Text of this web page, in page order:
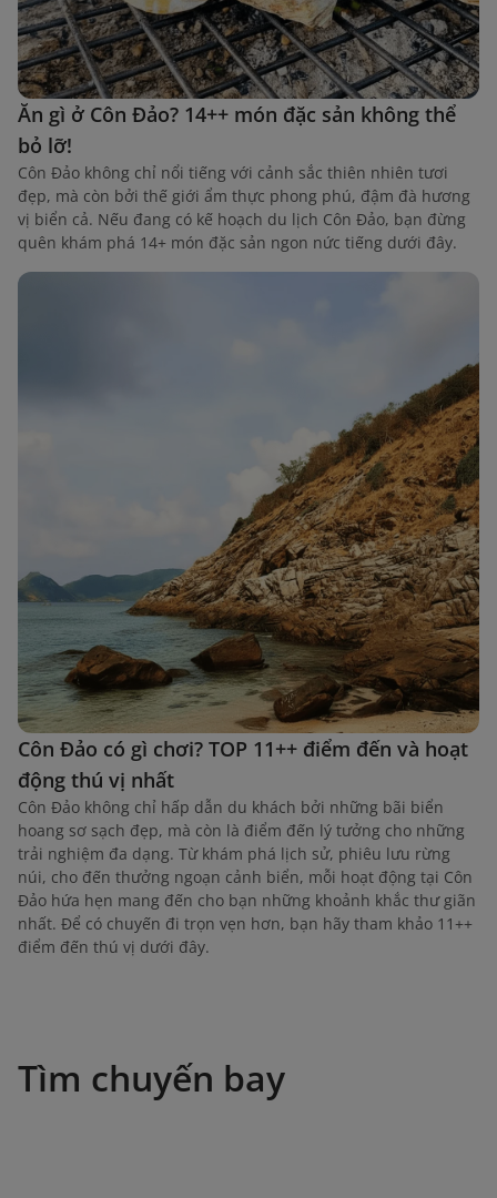
Ăn gì ở Côn Đảo? 14++ món đặc sản không thể
bỏ lỡ!
Côn Đảo không chỉ nổi tiếng với cảnh sắc thiên nhiên tươi
đẹp, mà còn bởi thế giới ẩm thực phong phú, đậm đà hương
vị biển cả. Nếu đang có kế hoạch du lịch Côn Đảo, bạn đừng
quên khám phá 14+ món đặc sản ngon nức tiếng dưới đây.
Côn Đảo có gì chơi? TOP 11++ điểm đến và hoạt
động thú vị nhất
Côn Đảo không chỉ hấp dẫn du khách bởi những bãi biển
hoang sơ sạch đẹp, mà còn là điểm đến lý tưởng cho những
trải nghiệm đa dạng. Từ khám phá lịch sử, phiêu lưu rừng
núi, cho đến thưởng ngoạn cảnh biển, mỗi hoạt động tại Côn
Đảo hứa hẹn mang đến cho bạn những khoảnh khắc thư giãn
nhất. Để có chuyến đi trọn vẹn hơn, bạn hãy tham khảo 11++
điểm đến thú vị dưới đây.
Tìm chuyến bay